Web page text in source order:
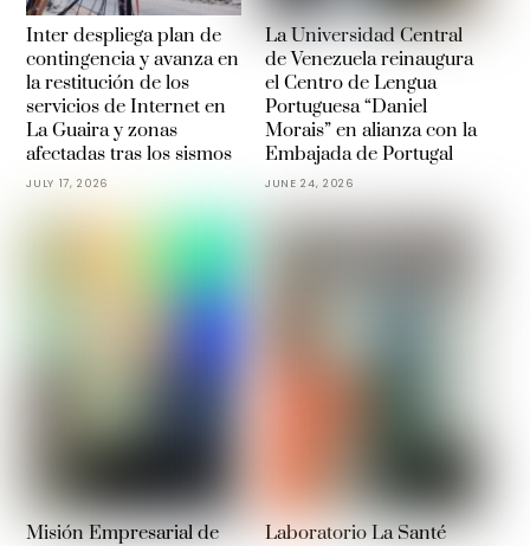
Inter despliega plan de
contingencia y avanza en
la restitución de los
servicios de Internet en
La Guaira y zonas
afectadas tras los sismos
JULY 17, 2026
La Universidad Central
de Venezuela reinaugura
el Centro de Lengua
Portuguesa “Daniel
Morais” en alianza con la
Embajada de Portugal
JUNE 24, 2026
Misión Empresarial de
Laboratorio La Santé